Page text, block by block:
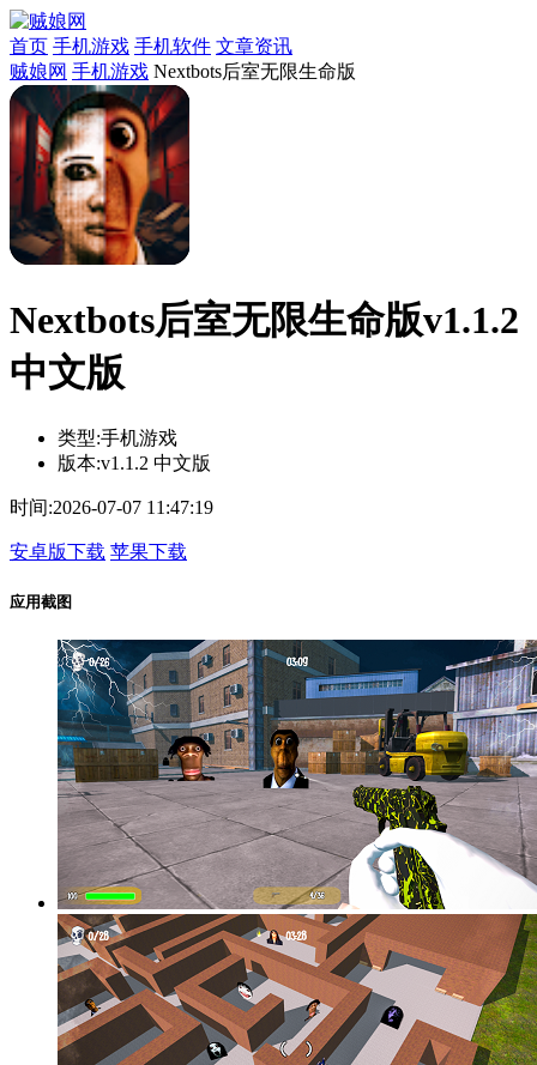
首页 手机游戏 手机软件 文章资讯
贼娘网 手机游戏 Nextbots后室无限生命版
Nextbots后室无限生命版v1.1.2
中文版
类型:手机游戏
版本:v1.1.2 中文版
时间:2026-07-07 11:47:19
安卓版下载 苹果下载
应用截图